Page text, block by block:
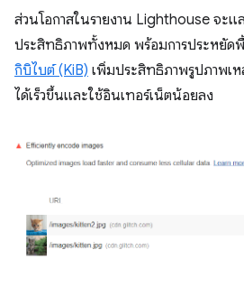
ส่วนโอกาสในรายงาน Lighthouse จะ
ประสิทธิภาพทั้งหมด พร้อมการประหยัด
กิบิไบต์ (KiB) เพิ่มประสิทธิภาพรูปภาพเ
ได้เร็วขึ้นและใช้อินเทอร์เน็ตน้อยลง